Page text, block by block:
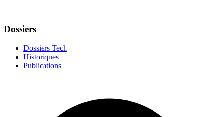
Dossiers
Dossiers Tech
Historiques
Publications